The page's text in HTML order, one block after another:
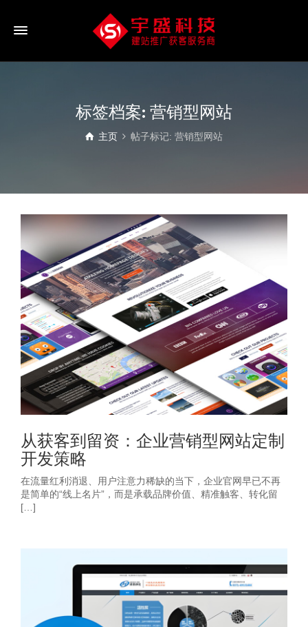
标签档案: 营销型网站
主页 帖子标记: 营销型网站
从获客到留资：企业营销型网站定制
开发策略
在流量红利消退、用户注意力稀缺的当下，企业官网早已不再
是简单的“线上名片”，而是承载品牌价值、精准触客、转化留
[…]